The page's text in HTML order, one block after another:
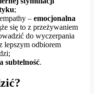
;
– emocjonalna
się to z przeżywaniem
do wyczerpania
lepszym odbiorem
subtelność.